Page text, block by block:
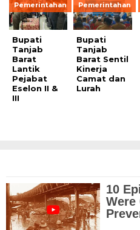
Pemerintahan
Bupati
Tanjab
Barat
Lantik
Pejabat
Eselon II &
III
Pemerintahan
Bupati
Tanjab
Barat Sentil
Kinerja
Camat dan
Lurah